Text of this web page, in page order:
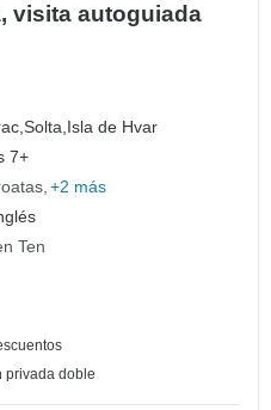
visita autoguiada
Solta,Isla de Hvar
7+
+2 más
Ten
privada doble